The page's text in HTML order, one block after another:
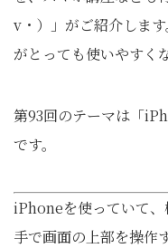
v・）」がご紹介しま
がとっても使いやすく
第93回のテーマは「
です。
iPhoneを使っていて
手で画面の上部を操作